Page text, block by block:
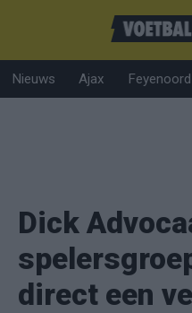
Nieuws Ajax Feyenoord
Dick
direct een